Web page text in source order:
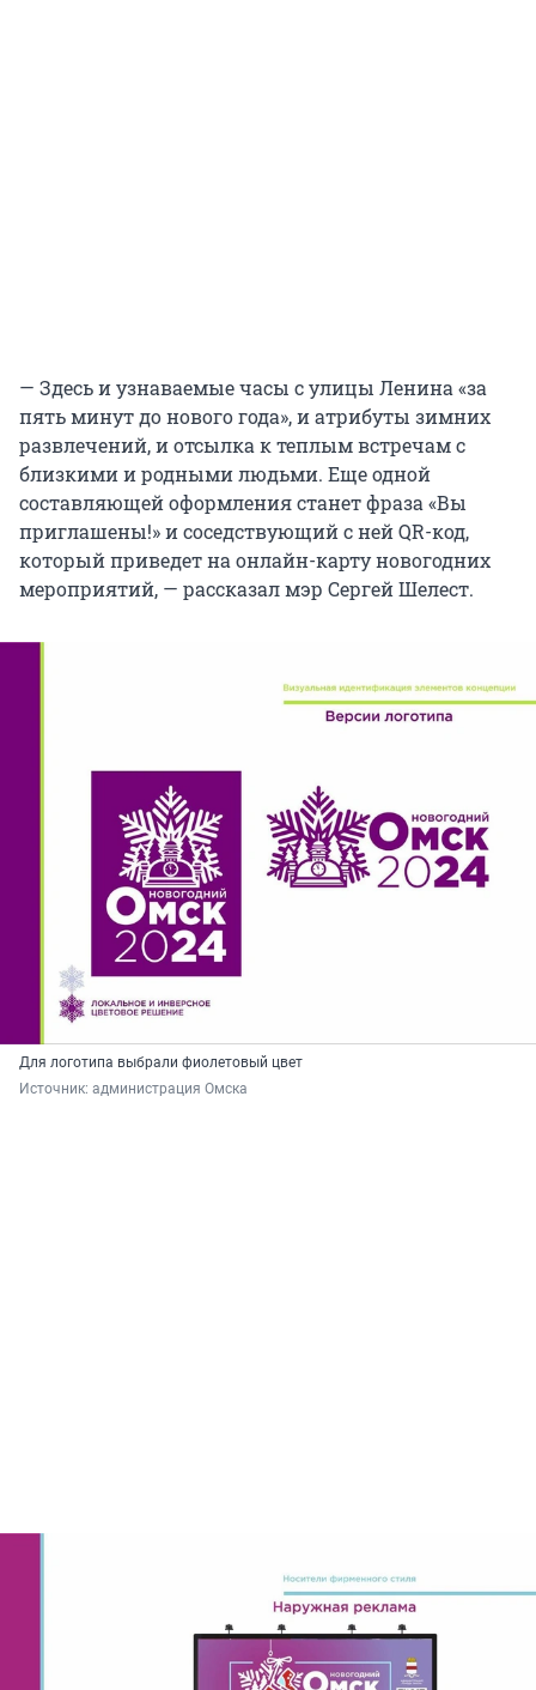
— Здесь и узнаваемые часы с улицы Ленина «за
пять минут до нового года», и атрибуты зимних
развлечений, и отсылка к теплым встречам с
близкими и родными людьми. Еще одной
составляющей оформления станет фраза «Вы
приглашены!» и соседствующий с ней QR-код,
который приведет на онлайн-карту новогодних
мероприятий, — рассказал мэр Сергей Шелест.
Для логотипа выбрали фиолетовый цвет
Источник: администрация Омска